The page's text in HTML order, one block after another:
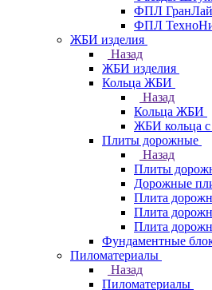
ФПЛ
ФПЛ
ЖБИ изделия
Назад
ЖБИ изделия
Кольца ЖБИ
Назад
Кольца ЖБИ
ЖБИ кольца
Плиты дорожные
Назад
Плиты
Дорожные
Плита
Плита
Плита
Фундаментные
Пиломатериалы
Назад
Пиломатериалы